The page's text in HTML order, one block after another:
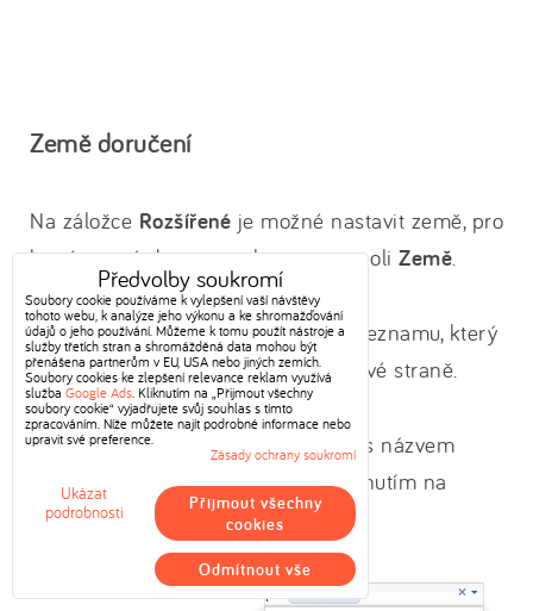
Země doručení
Na záložce Rozšířené je možné nastavit země, pro
které se má doprava zobrazovat v poli Země.
Zemi je možné přidat výběrem ze seznamu, který
zobrazíte kliknutím na šipku na pravé straně.
Po přidání země se přidá obdélník s názvem
země, který je možné odstranit kliknutím na
křížek vedle názvu země.
Předvolby soukromí
Soubory cookie používáme k vylepšení vaší návštěvy
tohoto webu, k analýze jeho výkonu a ke shromažďování
údajů o jeho používání. Můžeme k tomu použít nástroje a
služby třetích stran a shromážděná data mohou být
přenášena partnerům v EU, USA nebo jiných zemích.
Soubory cookies ke zlepšení relevance reklam využívá
služba Google Ads. Kliknutím na „Přijmout všechny
soubory cookie“ vyjadřujete svůj souhlas s tímto
zpracováním. Níže můžete najít podrobné informace nebo
upravit své preference.
Zásady ochrany soukromí
Ukázat
podrobnosti
Přijmout všechny
cookies
Odmítnout vše